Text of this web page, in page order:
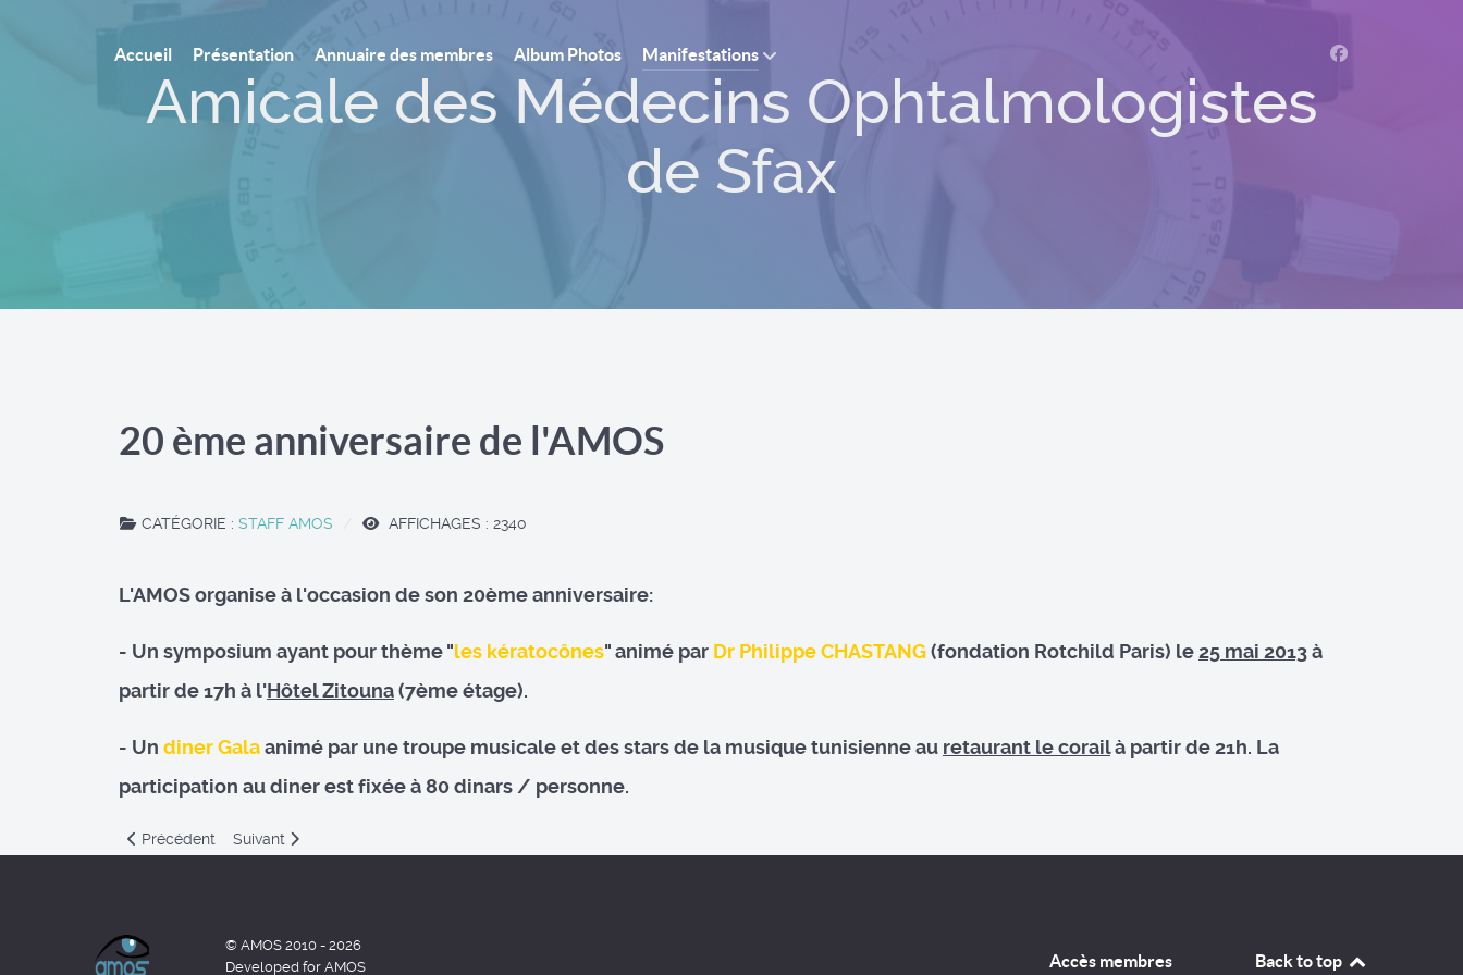
Accueil Présentation Annuaire des membres Album Photos Manifestations
Amicale des Médecins Ophtalmologistes
de Sfax
20 ème anniversaire de l'AMOS
CATÉGORIE : STAFF AMOS AFFICHAGES : 2340
L'AMOS organise à l'occasion de son 20ème anniversaire:
- Un symposium ayant pour thème "les kératocônes" animé par Dr Philippe CHASTANG(fondation Rotchild Paris) le 25 mai 2013à
partir de 17h à l'Hôtel Zitouna(7ème étage).
- Un diner Galaanimé par une troupe musicale et des stars de la musique tunisienne au retaurant le corailà partir de 21h. La
participation au diner est fixée à 80 dinars / personne.
Previous article: Programme du symposium " kératocone et chirurgie réfractive"
Précédent Next article: Symposium AMOS- médicontur
Suivant
© AMOS 2010 - 2026
Developed for AMOS
Accès membres Back to top